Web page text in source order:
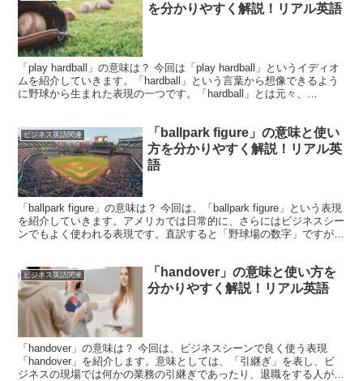
を分かりやすく解説！リアル英語
「play hardball」の意味は？ 今回は「play hardball」というイディオ
ムを紹介していきます。「hardball」という言葉から想像できるよう
に野球から生まれた表現の一つです。「hardball」とは元々、
ビジネス英語関連
「ballpark figure」の意味と使い
方を分かりやすく解説！リアル英
語
「ballpark figure」の意味は？ 今回は、「ballpark figure」という表現
を紹介していきます。アメリカでは日常的に、さらにはビジネスシー
ンでもよく使われる表現です。直訳すると「野球場の数字」ですが、
ビジネス英語関連
「handover」の意味と使い方を
分かりやすく解説！リアル英語
「handover」の意味は？ 今回は、ビジネスシーンで良く使う表現
「handover」を紹介します。意味としては、「引継ぎ」を表し、ビ
ジネスの現場では何かの業務の引継ぎであったり、退職をする人が次